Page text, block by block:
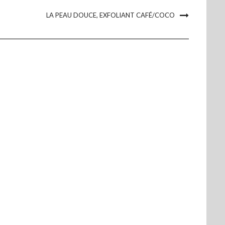
LA PEAU DOUCE, EXFOLIANT CAFÉ/COCO